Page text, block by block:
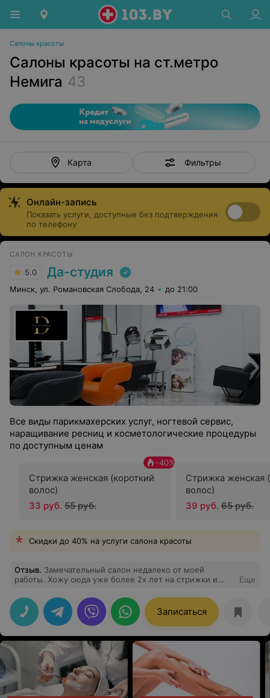
Салоны красоты
Салоны красоты на ст.метро
Немига 43
Карта Фильтры
Онлайн-запись
Показать услуги, доступные без подтверждения
по телефону
САЛОН КРАСОТЫ
5.0 Да-студия
Минск, ул. Романовская Слобода, 24 до 21:00
Все виды парикмахерских услуг, ногтевой сервис,
наращивание ресниц и косметологические процедуры
по доступным ценам
Стрижка женская (короткий
волос)
-40%
33 руб. 55 руб.
Стрижка женская
волос)
39 руб. 65 руб.
Скидки до 40% на услуги салона красоты
Отзыв. Замечательный салон недалеко от моей
работы. Хожу сюда уже более 2х лет на стрижки и
на достойном уровне! Парикмахер Дарья - мастер
высшего класса. Очень вежливая хрупкая девушка с
золотыми ручками.
Еще
Записаться